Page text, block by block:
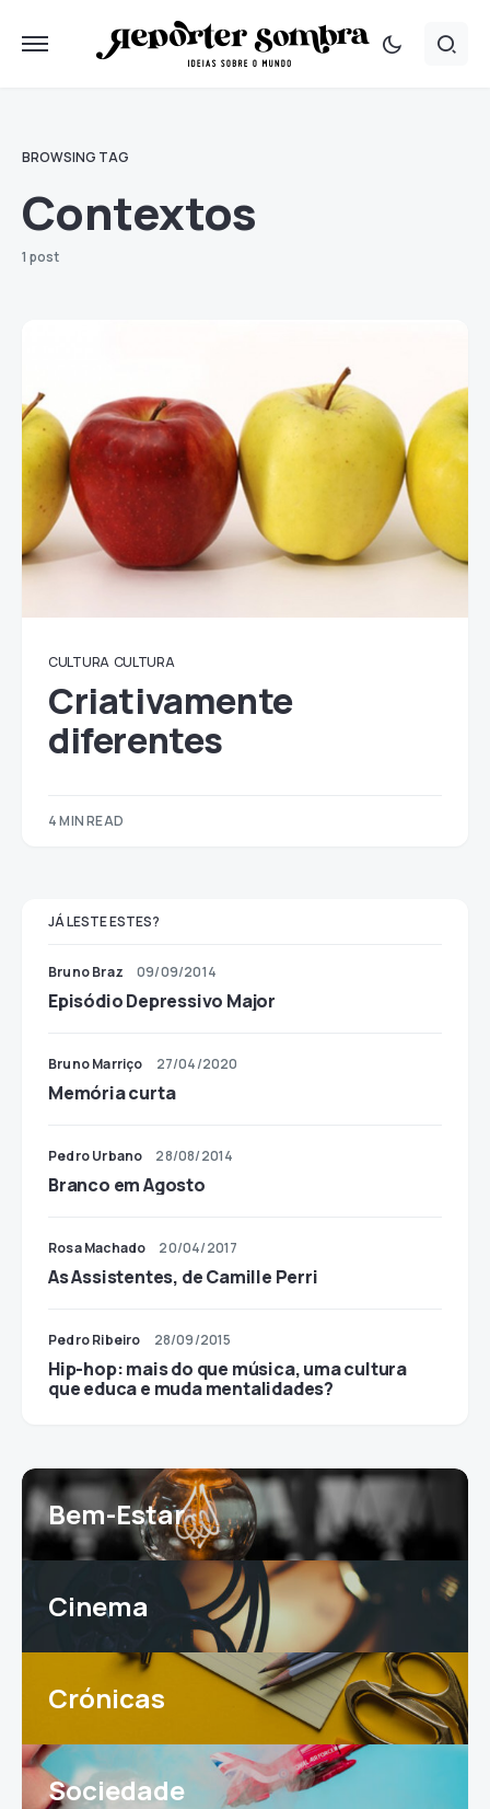
BROWSING TAG
Contextos
1 post
CULTURA CULTURA
Criativamente
diferentes
4 MIN READ
JÁ LESTE ESTES?
Bruno Braz 09/09/2014
Episódio Depressivo Major
Bruno Marriço 27/04/2020
Memória curta
Pedro Urbano 28/08/2014
Branco em Agosto
Rosa Machado 20/04/2017
As Assistentes, de Camille Perri
Pedro Ribeiro 28/09/2015
Hip-hop: mais do que música, uma cultura
que educa e muda mentalidades?
Bem-Estar
Cinema
Crónicas
Sociedade